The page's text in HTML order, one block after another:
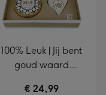
100% Leuk | Jij bent
goud waard
€ 24,99